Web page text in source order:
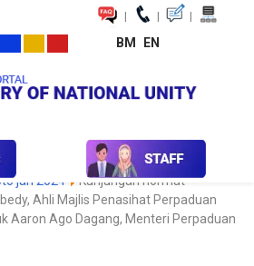
| | |
BM EN
Photo 2022
Koleksi
jan 2024
Kunjungan hormat
Ahli Majlis Penasihat Perpaduan
Aaron Ago Dagang, Menteri Perpaduan